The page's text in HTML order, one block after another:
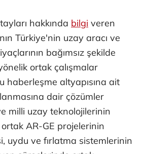
hakkında bilgi veren
Türkiye'nin uzay aracı ve
bağımsız şekilde
ortak çalışmalar
haberleşme altyapısına ait
dair çözümler
milli uzay teknolojilerinin
AR-GE projelerinin
uydu ve fırlatma sistemlerinin